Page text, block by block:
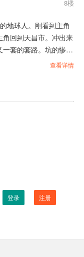
8楼
地球人。刚看到主角
回到天昌市。冲出来
套的套路。坑的惨不
查看详情
登录 注册